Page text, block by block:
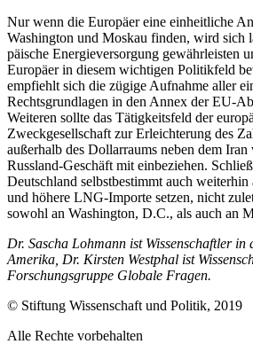
Nur wenn die Europäer eine einheitliche
Washington und Mos­kau finden, wird sich
päische Energieversorgung gewährleisten
Europäer in diesem wichtigen Politikfeld
empfiehlt sich die zügige Aufnahme aller
Rechtsgrundlagen in den Annex der EU-
Weiteren sollte das Tätigkeitsfeld der
Zweckgesellschaft zur Er­leichterung des
außerhalb des Dollarraums neben dem
Russland-Geschäft mit einbeziehen.
Deutschland selbstbestimmt auch
und höhere LNG-Importe setzen, nicht
sowohl an Washington, D.C., als auch an
Dr. Sascha Lohmann ist Wissenschaftler
Amerika, Dr. Kirsten Westphal ist
Forschungsgruppe Globale Fragen.
© Stiftung Wissenschaft und Politik, 2019
Alle Rechte vorbehalten